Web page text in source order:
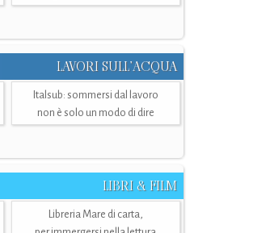
LAVORI SULL’ACQUA
Italsub: sommersi dal lavoro
non è solo un modo di dire
LIBRI & FILM
Libreria Mare di carta,